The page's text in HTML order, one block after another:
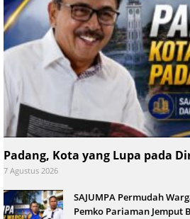
Padang, Kota yang Lupa pada
7 Agustus 2026
SAJUMPA Permudah
Pemko Pariaman Jemput